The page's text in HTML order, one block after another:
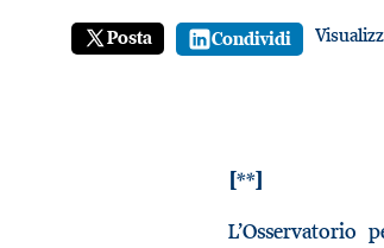
Posta Condividi
[**]